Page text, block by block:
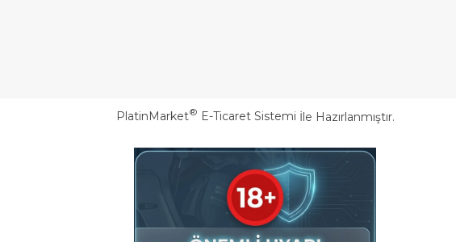
PlatinMarket® E-Ticaret Sistemi İle Hazırlanmıştır.